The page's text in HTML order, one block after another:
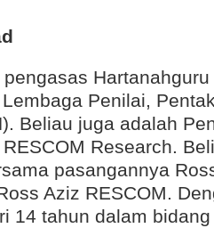
Penilai,
Beliau juga adalah
Research.
pasangannya
Aziz RESCOM.
14 tahun dalam